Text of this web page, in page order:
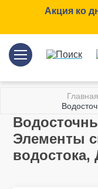
Акция ко
Главная
Элементы
водостока,